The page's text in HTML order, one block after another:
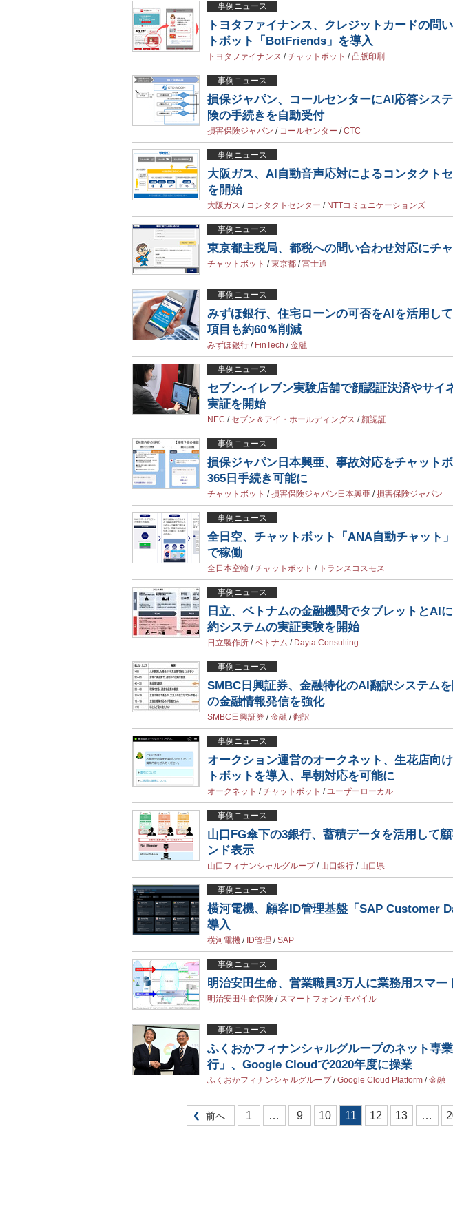
事例ニュース
トヨタファイナンス、クレジットカードの問
トボット「BotFriends」を導入
トヨタファイナンス /チャットボット /凸版印刷
事例ニュース
損保ジャパン、コールセンターにAI応答シス
険の手続きを自動受付
損害保険ジャパン / コールセンター /CTC
事例ニュース
大阪ガス、AI自動音声応対によるコンタクト
を開始
大阪ガス / コンタクトセンター / NTTコミュニケーションズ
事例ニュース
東京都主税局、都税への問い合わせ対応にチ
チャットボット /東京都 /富士通
事例ニュース
みずほ銀行、住宅ローンの可否をAIを活用し
項目も約60％削減
みずほ銀行 / FinTech /金融
事例ニュース
セブン-イレブン実験店舗で顔認証決済やサイ
実証を開始
NEC / セブン＆アイ・ホールディングス / 顔認証
事例ニュース
損保ジャパン日本興亜、事故対応をチャット
365日手続き可能に
チャットボット /損害保険ジャパン日本興亜 /損害保険ジャパン
事例ニュース
全日空、チャットボット「ANA自動チャット
で稼働
全日本空輸 /チャットボット / トランスコスモス
事例ニュース
日立、ベトナムの金融機関でタブレットとAI
約システムの実証実験を開始
日立製作所 /ベトナム / Dayta Consulting
事例ニュース
SMBC日興証券、金融特化のAI翻訳システム
の金融情報発信を強化
SMBC日興証券 /金融 /翻訳
事例ニュース
オークション運営のオークネット、生花店向
トボットを導入、早朝対応を可能に
オークネット /チャットボット /ユーザーローカル
事例ニュース
山口FG傘下の3銀行、蓄積データを活用して
ンド表示
山口フィナンシャルグループ/ 山口銀行 / 山口県
事例ニュース
横河電機、顧客ID管理基盤「SAP Customer
導入
横河電機 / ID管理 /SAP
事例ニュース
明治安田生命、営業職員3万人に業務用スマー
明治安田生命保険 / スマートフォン / モバイル
事例ニュース
ふくおかフィナンシャルグループのネット専
行」、Google Cloudで2020年度に操業
ふくおかフィナンシャルグループ/Google Cloud Platform /金融
前へ 1 … 9 10 11 12 13 …